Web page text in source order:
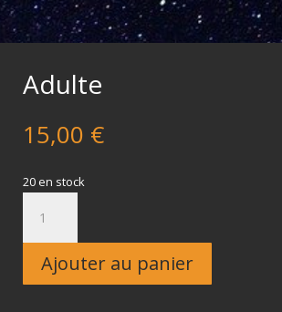
Adulte
15,00 €
20 en stock
Adulte
Ajouter au panier